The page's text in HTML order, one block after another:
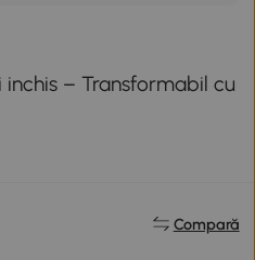
– Transformabil cu
Compară